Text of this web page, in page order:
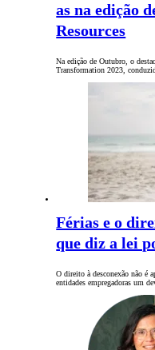
as na edição
Resources
Na edição de Outubro, o
Transformation 2023,
Férias e o
que diz a lei
O direito à desconexão não é
entidades empregadoras um